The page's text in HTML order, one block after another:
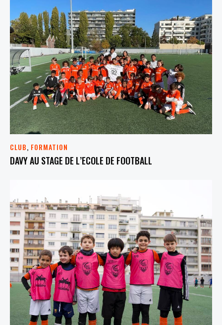
CLUB, FORMATION
DAVY AU STAGE DE L’ECOLE DE FOOTBALL